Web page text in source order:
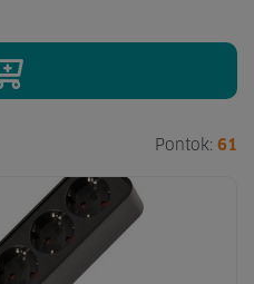
Pontok: 61